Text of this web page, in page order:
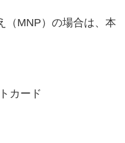
（MNP）の場合は、本
カード